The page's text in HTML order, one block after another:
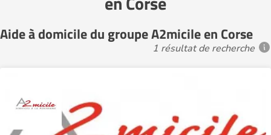
Aide à domicile du groupe A2micile en Corse
1 résultat de recherche